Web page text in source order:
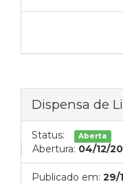
Dispensa de
Status: Aberta
Abertura: 04/12/
Publicado em: 29/